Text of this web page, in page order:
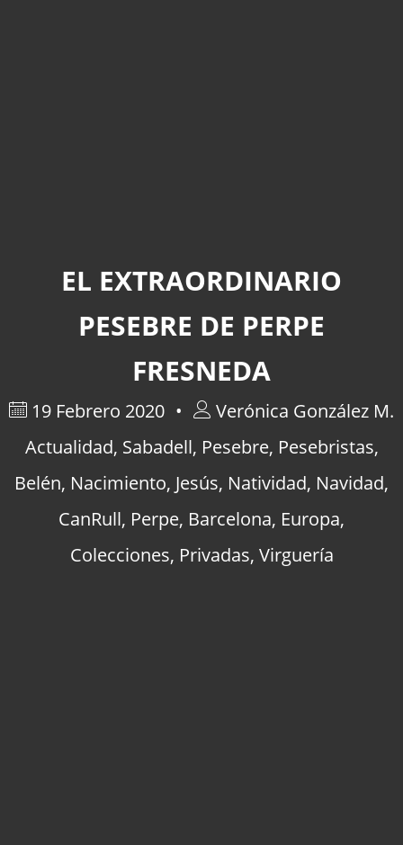
EL EXTRAORDINARIO
PESEBRE DE PERPE
FRESNEDA
19 Febrero 2020
Verónica González M.
Actualidad, Sabadell, Pesebre, Pesebristas,
Belén, Nacimiento, Jesús, Natividad, Navidad,
CanRull, Perpe, Barcelona, Europa,
Colecciones, Privadas, Virguería